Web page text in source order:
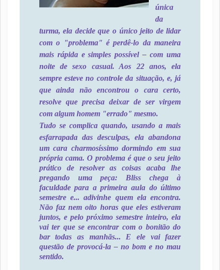
única
da
turma, ela decide que o único jeito de lidar
com o "problema" é perdê-lo da maneira
mais rápida e simples possível – com uma
noite de sexo casual. Aos 22 anos, ela
sempre esteve no controle da situação, e, já
que ainda não encontrou o cara certo,
resolve que precisa deixar de ser virgem
com algum homem "errado" mesmo.
Tudo se complica quando, usando a mais
esfarrapada das desculpas, elaabandona
um cara charmosíssimo dormindo em sua
própria cama. O problema é que o seu jeito
prático de resolver as coisas acaba lhe
pregando uma peça: Bliss chega à
faculdade para a primeira aula do último
semestre e... adivinhe quem ela encontra.
Não faz nem oito horas que eles estiveram
juntos, e pelo próximo semestre inteiro, ela
vai ter que se encontrar com o bonitão do
bar todas as manhãs... E ele vai fazer
questão de provocá-la – no bom e no mau
sentido.